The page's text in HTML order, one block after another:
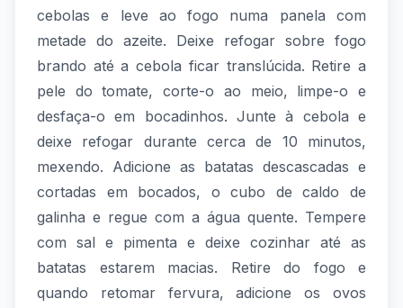
cebolas e leve ao fogo numa panela com
metade do azeite. Deixe refogar sobre fogo
brando até a cebola ficar translúcida. Retire a
pele do tomate, corte-o ao meio, limpe-o e
desfaça-o em bocadinhos. Junte à cebola e
deixe refogar durante cerca de 10 minutos,
mexendo. Adicione as batatas descascadas e
cortadas em bocados, o cubo de caldo de
galinha e regue com a água quente. Tempere
com sal e pimenta e deixe cozinhar até as
batatas estarem macias. Retire do fogo e
quando retomar fervura, adicione os ovos